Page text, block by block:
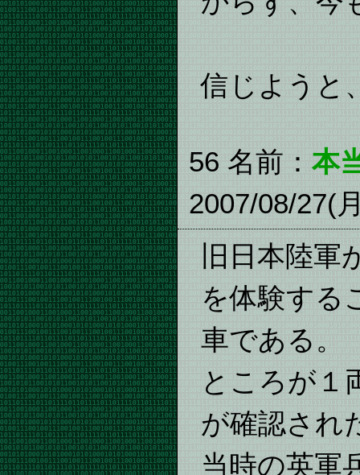
信じようと
56 名前：本
2007/08/27(
旧日本陸軍
を体験する
車である。
ところが１
が確認され
当時の英軍